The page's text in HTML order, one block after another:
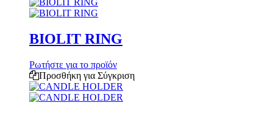
BIOLIT RING
Ρωτήστε για το προϊόν
Προσθήκη για Σύγκριση